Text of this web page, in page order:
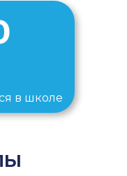
в школе